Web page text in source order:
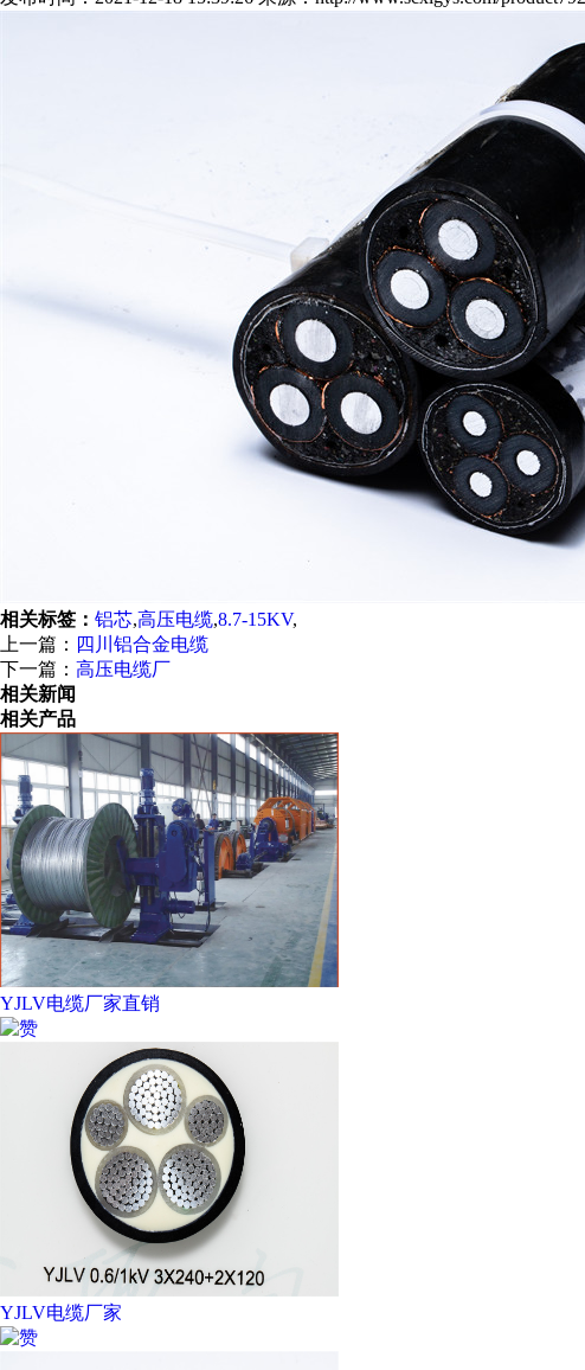
相关标签： 铝芯,高压电缆,8.7-15KV,
上一篇： 四川铝合金电缆
下一篇： 高压电缆厂
相关新闻
相关产品
YJLV电缆厂家直销
YJLV电缆厂家